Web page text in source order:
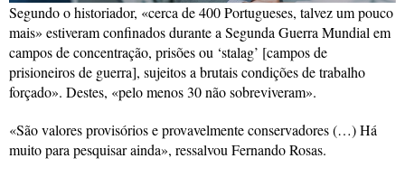
Segundo o historiador, «cerca de 400 Portugueses, talvez um pouco
mais» estiveram confinados durante a Segunda Guerra Mundial em
campos de concentração, prisões ou ‘stalag’ [campos de
prisioneiros de guerra], sujeitos a brutais condições de trabalho
forçado». Destes, «pelo menos 30 não sobreviveram».
«São valores provisórios e provavelmente conservadores (…) Há
muito para pesquisar ainda», ressalvou Fernando Rosas.